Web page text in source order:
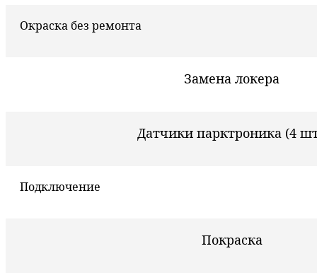
Окраска без ремонта
Замена локера
Датчики парктроника (4
Подключение
Покраска